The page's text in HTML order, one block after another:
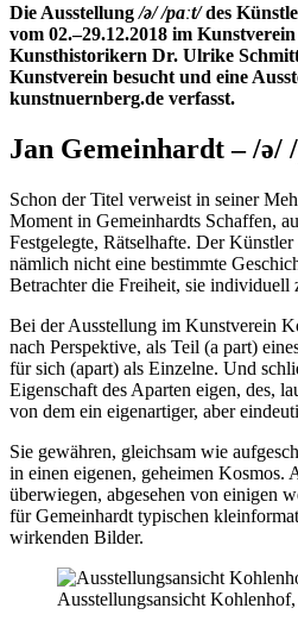
Die Ausstellung/ə/ /pɑːt/des
vom 02.–29.12.2018 im
Kunsthistorikern Dr. Ulrike
Kunstverein besucht und eine
kunstnuernberg.de verfasst.
Jan Gemeinhardt – /ə/
Schon der Titel verweist in seiner
Moment in Gemeinhardts Schaffen,
Festgelegte, Rätselhafte. Der
nämlich nicht eine bestimmte
Betrachter die Freiheit, sie individuell
Bei der Ausstellung im Kunstverein
nach Perspektive, als Teil (a part)
für sich (apart) als Einzelne. Und
Eigenschaft des Aparten eigen, des,
von dem ein eigenartiger, aber
Sie gewähren, gleichsam wie
in einen eigenen, geheimen Kosmos.
überwiegen, abgesehen von einigen
für Gemeinhardt typischen
wirkenden Bilder.
Ausstellungsansicht